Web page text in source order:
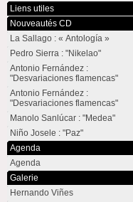
Liens utiles
Nouveautés CD
La Sallago : « Antología »
Pedro Sierra : "Nikelao"
Antonio Fernández :
"Desvariaciones flamencas"
Antonio Fernández :
"Desvariaciones flamencas"
Manolo Sanlúcar : "Medea"
Niño Josele : "Paz"
Agenda
Agenda
Galerie
Hernando Viñes